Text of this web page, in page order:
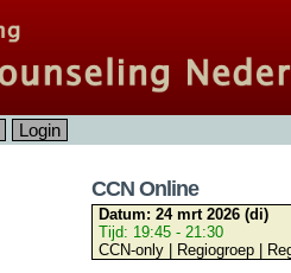
Login
CCN Online
Datum: 24 mrt 2026 (di)
Tijd: 19:45 - 21:30
CCN-only | Regiogroep |